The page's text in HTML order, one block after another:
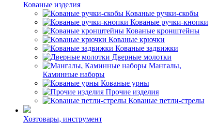
Кованые изделия
Кованые ручки-скобы
Кованые ручки-кнопки
Кованые кронштейны
Кованые крючки
Кованые задвижки
Дверные молотки
Мангалы,
Каминные наборы
Кованые урны
Прочие изделия
Кованые петли-стрелы
Хозтовары, инструмент